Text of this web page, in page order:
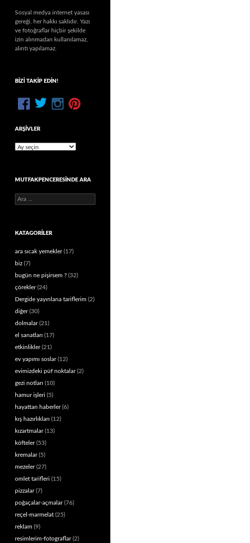
Sosyal medya internet yasası
gereği, her hakkı saklıdır. Yazı
ve fotoğraflar hiçbir şekilde
izin alınmadan kullanılamaz,
alıntı yapılamaz.
BIZI TAKIP EDIN!
ARŞIVLER
Arşivler
MUTFAKPENCERESINDE ARA
Arama:
KATAGORILER
ara sıcak yemekler(17)
biz (7)
bugün ne pişirsem ? (32)
çörekler(24)
Dergide yayınlana tariflerim (2)
diğer(30)
dolmalar(21)
el sanatları (17)
etkinlikler(21)
ev yapımı soslar(12)
evimizdeki püf noktalar(2)
gezi notları (10)
hamur işleri (5)
hayattan haberler(6)
kış hazırlıkları (12)
kızartmalar(13)
köfteler(53)
kremalar(5)
mezeler(27)
omlet tarifleri (15)
pizzalar(7)
poğaçalar-açmalar(76)
reçel-marmelat (25)
reklam (9)
resimlerim-fotograflar(2)